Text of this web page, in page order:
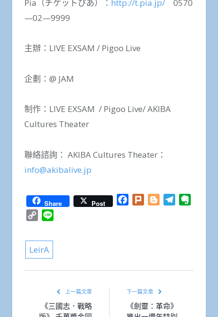
Pia（チケットぴあ）： http://t.pia.jp/ 0570
—02—9999
主辦：LIVE EXSAM / Pigoo Live
企劃：@ JAM
制作：LIVE EXSAM / Pigoo Live/ AKIBA
Cultures Theater
聯絡諮詢： AKIBA Cultures Theater：
info@akibalive.jp
Share Post Facebook
Plurk BloggerTelegram
Copy
LeirA
上一篇文章
《三國志．戰略
下一篇文章
《劍靈：革命》